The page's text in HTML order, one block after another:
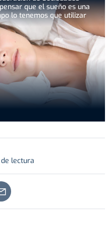
que el sueño es una
lo tenemos que utilizar
de lectura